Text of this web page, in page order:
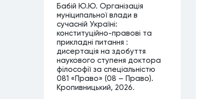
Бабій Ю.Ю. Організація
муніципальної влади в
сучасній Україні:
конституційно-правові та
прикладні питання :
дисертація на здобуття
наукового ступеня доктора
філософії за спеціальністю
081 «Право» (08 – Право).
Кропивницький, 2026.